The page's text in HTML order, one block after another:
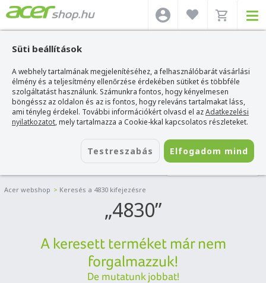
Süti beállítások
A webhely tartalmának megjelenítéséhez, a felhasználóbarát vásárlási
élmény és a teljesítmény ellenőrzése érdekében sütiket és többféle
szolgáltatást használunk. Számunkra fontos, hogy kényelmesen
böngéssz az oldalon és az is fontos, hogy releváns tartalmakat láss,
ami tényleg érdekel. További információkért olvasd el azAdatkezelési
nyilatkozatot, mely tartalmazza a Cookie-kkal kapcsolatos részleteket.
Testreszabás
Elfogadom mind
Acer webshop > Keresés a 4830 kifejezésre
4830
A keresett terméket már nem
forgalmazzuk!
De mutatunk jobbat!